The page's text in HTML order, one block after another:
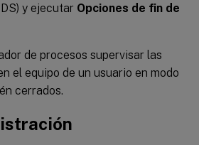
y ejecutar Opciones de fin de
de procesos supervisar las
el equipo de un usuario en modo
cerrados.